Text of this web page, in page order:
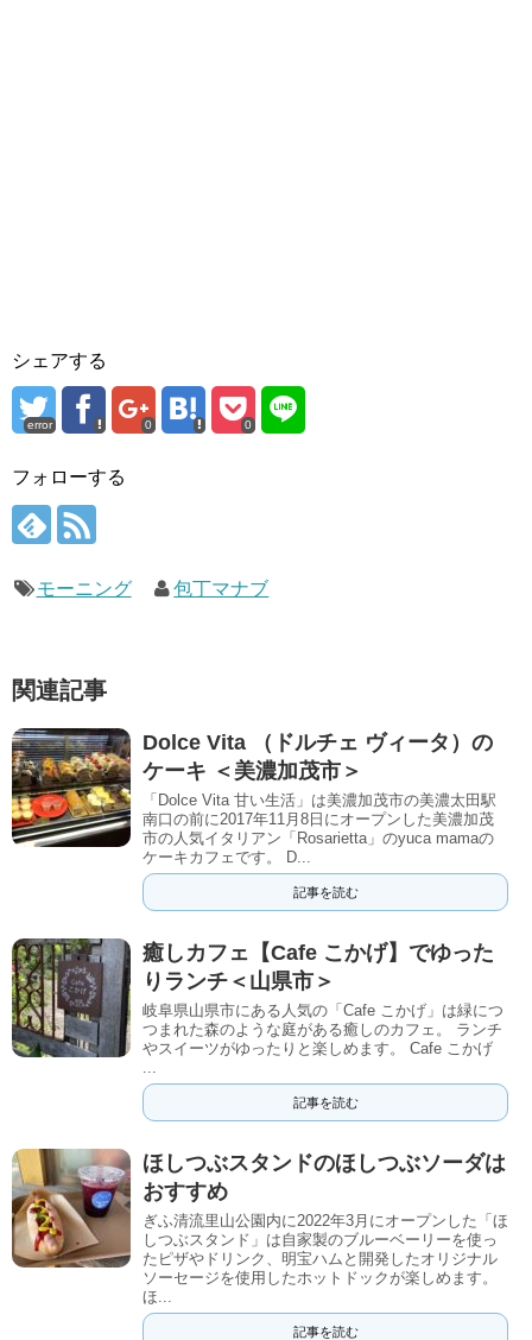
シェアする
error 0 0
フォローする
モーニング 包丁マナブ
関連記事
Dolce Vita （ドルチェ ヴィータ）の
ケーキ ＜美濃加茂市＞
「Dolce Vita 甘い生活」は美濃加茂市の美濃太田駅
南口の前に2017年11月8日にオープンした美濃加茂
市の人気イタリアン「Rosarietta」のyuca mamaの
ケーキカフェです。 D...
記事を読む
癒しカフェ【Cafe こかげ】でゆった
りランチ＜山県市＞
岐阜県山県市にある人気の「Cafe こかげ」は緑につ
つまれた森のような庭がある癒しのカフェ。 ランチ
やスイーツがゆったりと楽しめます。 Cafe こかげ
記事を読む
ほしつぶスタンドのほしつぶソーダは
おすすめ
ぎふ清流里山公園内に2022年3月にオープンした「ほ
しつぶスタンド」は自家製のブルーベーリーを使っ
たピザやドリンク、明宝ハムと開発したオリジナル
ソーセージを使用したホットドックが楽しめます。
ほ...
記事を読む